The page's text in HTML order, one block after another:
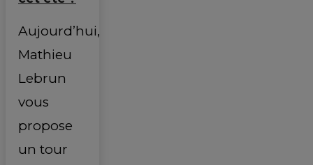
Aujourd’hui,
Mathieu
Lebrun
vous
propose
un tour